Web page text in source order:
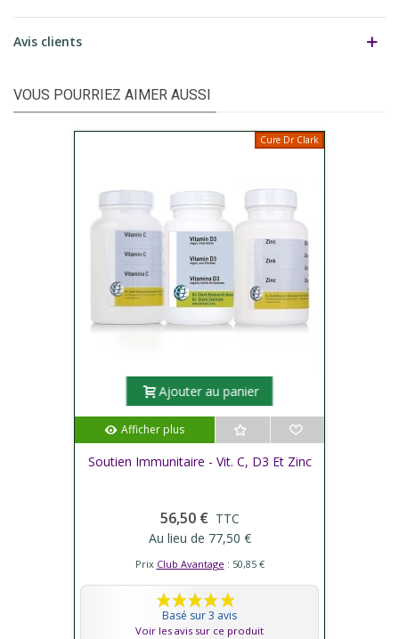
Avis clients
VOUS POURRIEZ AIMER AUSSI
Cure Dr Clark
Ajouter au panier
Afficher plus
Soutien Immunitaire - Vit. C, D3 Et Zinc
56,50 € TTC
Au lieu de 77,50 €
Prix Club Avantage : 50,85 €
Basé sur 3 avis
Voir les avis sur ce produit